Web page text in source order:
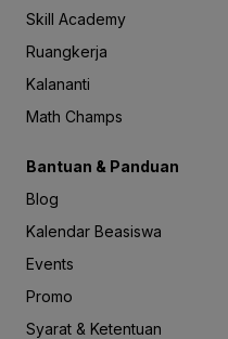
Skill Academy
Ruangkerja
Kalananti
Math Champs
Bantuan & Panduan
Blog
Kalendar Beasiswa
Events
Promo
Syarat & Ketentuan